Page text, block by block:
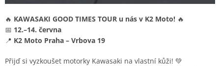
🔥 KAWASAKI GOOD TIMES TOUR u nás v K2 Moto! 🔥
📅 12.–14. června
📍 K2 Moto Praha – Vrbova 19
Přijď si vyzkoušet motorky Kawasaki na vlastní kůži! 💚